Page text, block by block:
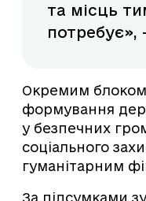
та місць
потребує»,
Окремим блоком
формування
у безпечних
соціального
гуманітарним
За підсумками